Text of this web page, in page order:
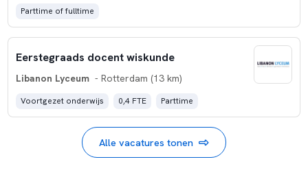
Parttime of fulltime
Eerstegraads docent wiskunde
Libanon Lyceum - Rotterdam (13 km)
Voortgezet onderwijs 0,4 FTE Parttime
Alle vacatures tonen